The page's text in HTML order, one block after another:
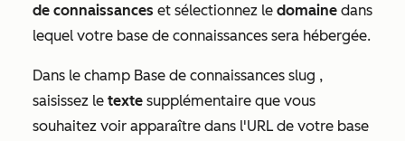
de connaissances et sélectionnez le domaine dans
lequel votre base de connaissances sera hébergée.
Dans le champ Base de connaissances slug ,
saisissez le texte supplémentaire que vous
souhaitez voir apparaître dans l'URL de votre base